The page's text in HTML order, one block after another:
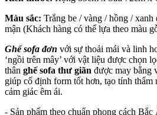
Màu sắc: Trắng be / vàng / hồng /
mận (Khách hàng có thể lựa theo màu
Ghế sofa đơn với sự thoải mái và linh
‘ngồi trên mây’ với vật liệu được chọn
thân ghế sofa thư giãn được may bằng
giúp cố định form tốt hơn, tạo tính thẩm
cảm giác êm ái.
- Sản phẩm theo chuẩn phong cách